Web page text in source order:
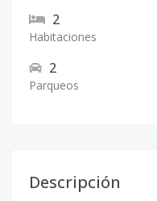
2
Habitaciones
2
Parqueos
Descripción